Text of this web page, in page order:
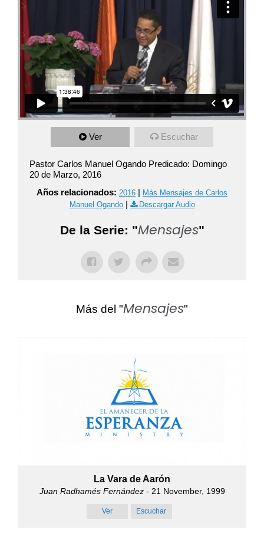
Ver Escuchar
Pastor Carlos Manuel Ogando Predicado: Domingo
20 de Marzo, 2016
Años relacionados: 2016 | Más Mensajes de Carlos
Manuel Ogando| Descargar Audio
De la Serie: "Mensajes"
Más del "Mensajes"
La Vara de Aarón
Juan Radhamés Fernández- 21 November, 1999
Ver Escuchar